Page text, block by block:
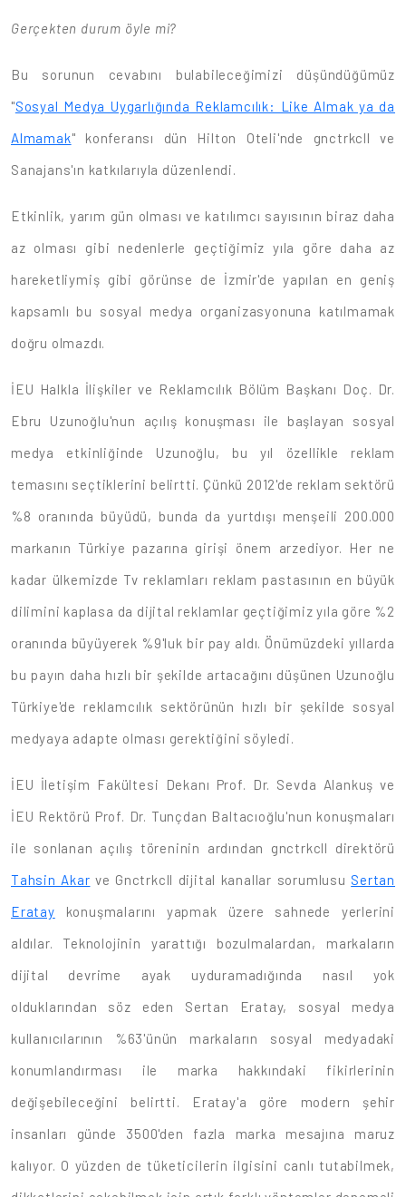
Gerçekten durum öyle mi?
Bu sorunun cevabını bulabileceğimizi düşündüğümüz
"Sosyal Medya Uygarlığında Reklamcılık: Like Almak ya da
Almamak" konferansı dün Hilton Oteli'nde gnctrkcll ve
Sanajans'ın katkılarıyla düzenlendi.
Etkinlik, yarım gün olması ve katılımcı sayısının biraz daha
az olması gibi nedenlerle geçtiğimiz yıla göre daha az
hareketliymiş gibi görünse de İzmir'de yapılan en geniş
kapsamlı bu sosyal medya organizasyonuna katılmamak
doğru olmazdı.
İEU Halkla İlişkiler ve Reklamcılık Bölüm Başkanı Doç. Dr.
Ebru Uzunoğlu'nun açılış konuşması ile başlayan sosyal
medya etkinliğinde Uzunoğlu, bu yıl özellikle reklam
temasını seçtiklerini belirtti. Çünkü 2012'de reklam sektörü
%8 oranında büyüdü, bunda da yurtdışı menşeili 200.000
markanın Türkiye pazarına girişi önem arzediyor. Her ne
kadar ülkemizde Tv reklamları reklam pastasının en büyük
dilimini kaplasa da dijital reklamlar geçtiğimiz yıla göre %2
oranında büyüyerek %9'luk bir pay aldı. Önümüzdeki yıllarda
bu payın daha hızlı bir şekilde artacağını düşünen Uzunoğlu
Türkiye'de reklamcılık sektörünün hızlı bir şekilde sosyal
medyaya adapte olması gerektiğini söyledi.
İEU İletişim Fakültesi Dekanı Prof. Dr. Sevda Alankuş ve
İEU Rektörü Prof. Dr. Tunçdan Baltacıoğlu'nun konuşmaları
ile sonlanan açılış töreninin ardından gnctrkcll direktörü
Tahsin Akar ve Gnctrkcll dijital kanallar sorumlusu Sertan
Eratay konuşmalarını yapmak üzere sahnede yerlerini
aldılar. Teknolojinin yarattığı bozulmalardan, markaların
dijital devrime ayak uyduramadığında nasıl yok
olduklarından söz eden Sertan Eratay, sosyal medya
kullanıcılarının %63'ünün markaların sosyal medyadaki
konumlandırması ile marka hakkındaki fikirlerinin
değişebileceğini belirtti. Eratay'a göre modern şehir
insanları günde 3500'den fazla marka mesajına maruz
kalıyor. O yüzden de tüketicilerin ilgisini canlı tutabilmek,